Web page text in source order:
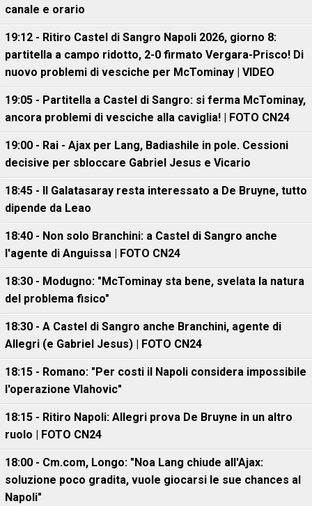
canale e orario
19:12 - Ritiro Castel di Sangro Napoli 2026, giorno 8:
partitella a campo ridotto, 2-0 firmato Vergara-Prisco! Di
nuovo problemi di vesciche per McTominay | VIDEO
19:05 - Partitella a Castel di Sangro: si ferma McTominay,
ancora problemi di vesciche alla caviglia! | FOTO CN24
19:00 - Rai - Ajax per Lang, Badiashile in pole. Cessioni
decisive per sbloccare Gabriel Jesus e Vicario
18:45 - Il Galatasaray resta interessato a De Bruyne, tutto
dipende da Leao
18:40 - Non solo Branchini: a Castel di Sangro anche
l'agente di Anguissa | FOTO CN24
18:30 - Modugno: "McTominay sta bene, svelata la natura
del problema fisico"
18:30 - A Castel di Sangro anche Branchini, agente di
Allegri (e Gabriel Jesus) | FOTO CN24
18:15 - Romano: "Per costi il Napoli considera impossibile
l'operazione Vlahovic"
18:15 - Ritiro Napoli: Allegri prova De Bruyne in un altro
ruolo | FOTO CN24
18:00 - Cm.com, Longo: "Noa Lang chiude all'Ajax:
soluzione poco gradita, vuole giocarsi le sue chances al
Napoli"